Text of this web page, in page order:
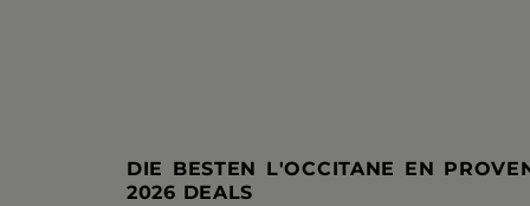
DIE BESTEN L'OCCITANE EN
2026 DEALS